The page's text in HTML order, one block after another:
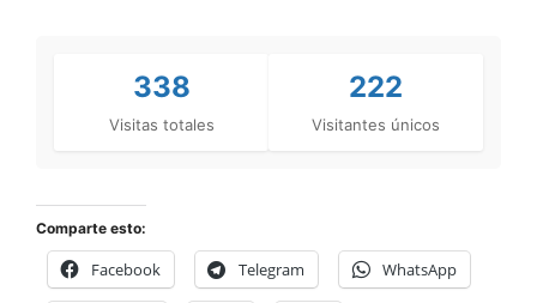
338
Visitas totales
222
Visitantes únicos
Comparte esto:
Facebook Telegram WhatsApp